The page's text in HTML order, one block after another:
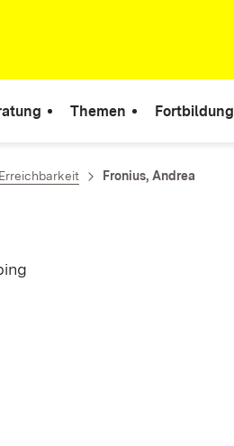
Themen Fortbildung
Fronius, Andrea